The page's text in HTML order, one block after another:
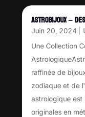
ASTROBIJOUX –
Juin 20, 2024|
Une Collection
raffinée de
zodiaque et de
astrologique est
originales en